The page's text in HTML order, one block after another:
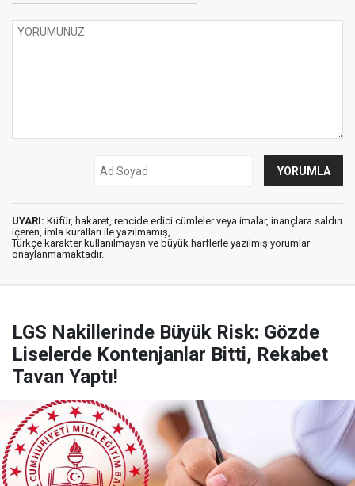
UYARI: Küfür, hakaret, rencide edici cümleler veya imalar, inançlara saldırı
içeren, imla kuralları ile yazılmamış,
Türkçe karakter kullanılmayan ve büyük harflerle yazılmış yorumlar
onaylanmamaktadır.
LGS Nakillerinde Büyük Risk: Gözde
Liselerde Kontenjanlar Bitti, Rekabet
Tavan Yaptı!